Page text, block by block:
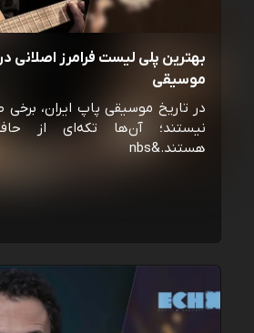
بهترین پلی لیست فرامرز اصلانی
موسیقی
در تاریخ موسیقی پاپ ایران، برخی
نیستند؛ آن‌ها تکه‌ای از
هستند.&nbs